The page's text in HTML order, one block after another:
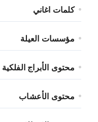
كلمات اغاني
مؤسسات العيلة
محتوى الأبراج الفلكية
محتوى الأعشاب